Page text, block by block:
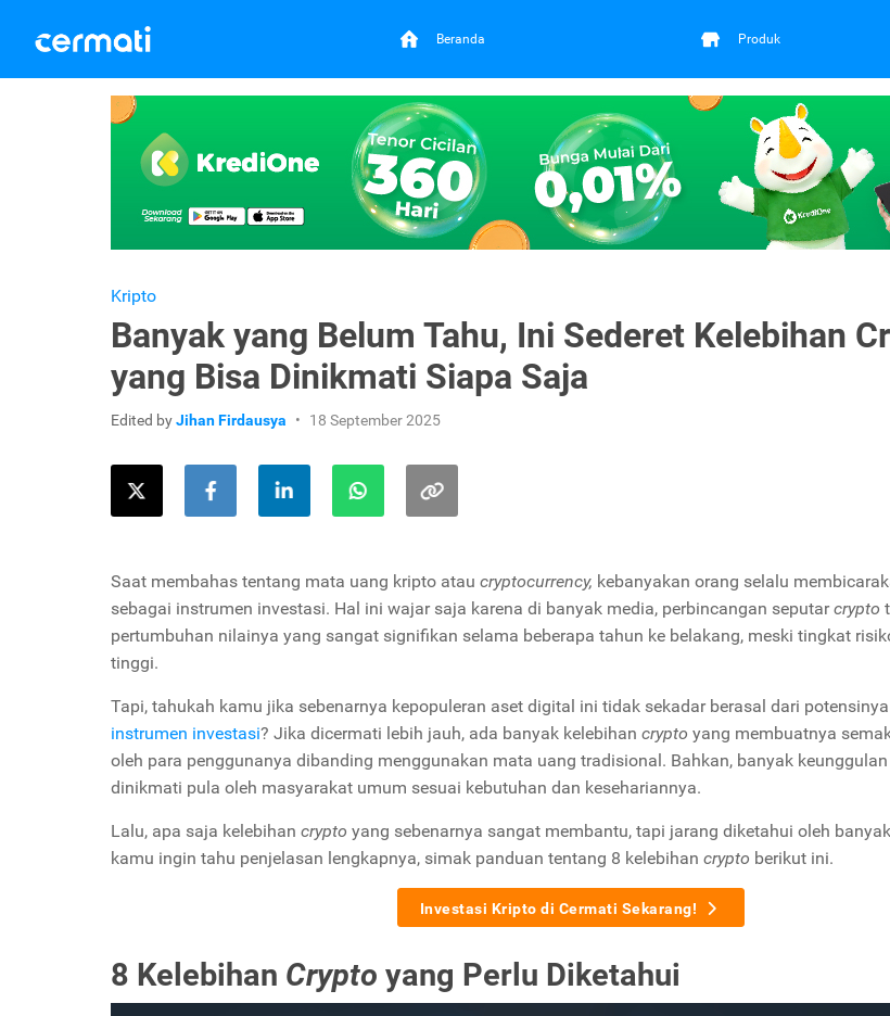
Beranda Produk
Kripto
Banyak yang Belum Tahu, Ini Sederet Kelebihan
yang Bisa Dinikmati Siapa Saja
Edited byJihan Firdausya 18 September 2025
Saat membahas tentang mata uang kripto atau cryptocurrency, kebanyakan orang selalu
sebagai instrumen investasi. Hal ini wajar saja karena di banyak media, perbincangan seputarcrypto
pertumbuhan nilainya yang sangat signifikan selama beberapa tahun ke belakang, meski tingkat
tinggi.
Tapi, tahukah kamu jika sebenarnya kepopuleran aset digital ini tidak sekadar berasal dari potensinya
instrumen investasi? Jika dicermati lebih jauh, ada banyak kelebihan crypto yang membuatnya
oleh para penggunanya dibanding menggunakan mata uang tradisional. Bahkan, banyak keunggulan
dinikmati pula oleh masyarakat umum sesuai kebutuhan dan kesehariannya.
Lalu, apa saja kelebihan crypto yang sebenarnya sangat membantu, tapi jarang diketahui oleh
kamu ingin tahu penjelasan lengkapnya, simak panduan tentang 8 kelebihan crypto berikut ini.
Investasi Kripto di Cermati Sekarang!
8 Kelebihan Crypto yang Perlu Diketahui